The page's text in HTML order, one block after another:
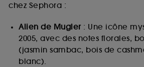
chez Sephora :
Alien de Mugler: Une icône
2005, avec des notes florales,
(jasmin sambac, bois de
blanc).